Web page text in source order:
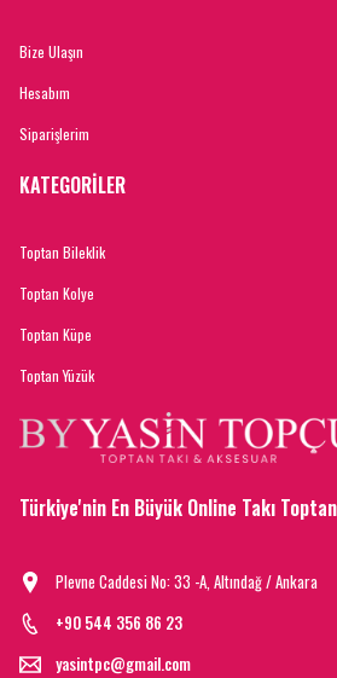
Bize Ulaşın
Hesabım
Siparişlerim
KATEGORİLER
Toptan Bileklik
Toptan Kolye
Toptan Küpe
Toptan Yüzük
Türkiye'nin En Büyük Online Takı
Plevne Caddesi No: 33 -A, Altındağ / Ankara
+90 544 356 86 23
yasintpc@gmail.com